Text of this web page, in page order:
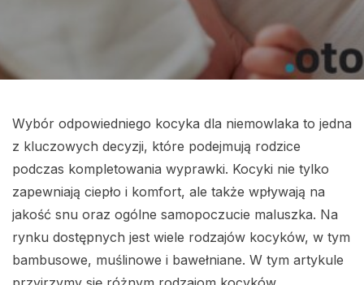
Wybór odpowiedniego kocyka dla niemowlaka to jedna
z kluczowych decyzji, które podejmują rodzice
podczas kompletowania wyprawki. Kocyki nie tylko
zapewniają ciepło i komfort, ale także wpływają na
jakość snu oraz ogólne samopoczucie maluszka. Na
rynku dostępnych jest wiele rodzajów kocyków, w tym
bambusowe, muślinowe i bawełniane. W tym artykule